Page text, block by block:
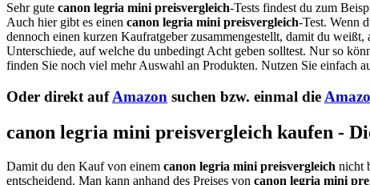
Sehr gute canon legria mini preisvergleich-Tests findest du zum
Auch hier gibt es einen canon legria mini preisvergleich-Test. Wenn
dennoch einen kurzen Kaufratgeber zusammengestellt, damit du
Unterschiede, auf welche du unbedingt Acht geben solltest. Nur so
finden Sie noch viel mehr Auswahl an Produkten. Nutzen Sie einfach
Oder direkt aufAmazon suchen bzw. einmal die
canon legria mini preisvergleich kaufen -
Damit du den Kauf von einem canon legria mini preisvergleich nicht
entscheidend. Man kann anhand des Preises von canon legria mini